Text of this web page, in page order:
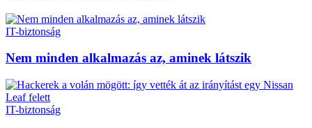
IT-biztonság
Nem minden alkalmazás az, aminek látszik
IT-biztonság